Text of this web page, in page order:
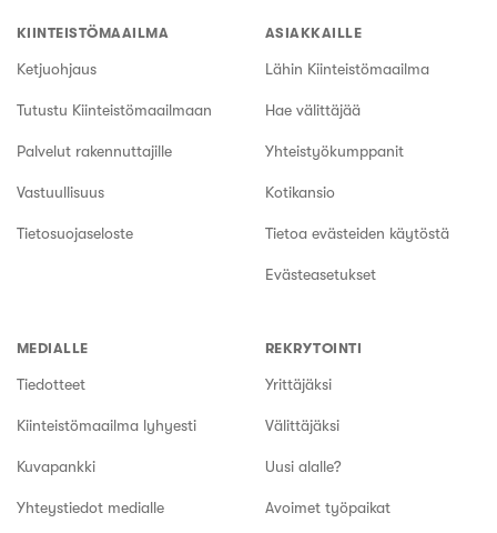
KIINTEISTÖMAAILMA
Ketjuohjaus
Tutustu Kiinteistömaailmaan
Palvelut rakennuttajille
Vastuullisuus
Tietosuojaseloste
ASIAKKAILLE
Lähin Kiinteistömaailma
Hae välittäjää
Yhteistyökumppanit
Kotikansio
Tietoa evästeiden käytöstä
Evästeasetukset
MEDIALLE
Tiedotteet
Kiinteistömaailma lyhyesti
Kuvapankki
Yhteystiedot medialle
REKRYTOINTI
Yrittäjäksi
Välittäjäksi
Uusi alalle?
Avoimet työpaikat